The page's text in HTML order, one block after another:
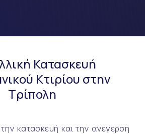
Κατασκευή
Κτιρίου στην
Τρίπολη
κατασκευή και την ανέγερση